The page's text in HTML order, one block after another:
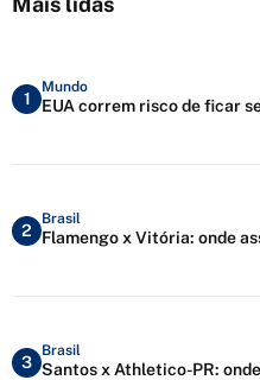
1
Mundo
EUA correm risco de ficar
2
Brasil
Flamengo x Vitória: onde
3
Brasil
Santos x Athletico-PR: